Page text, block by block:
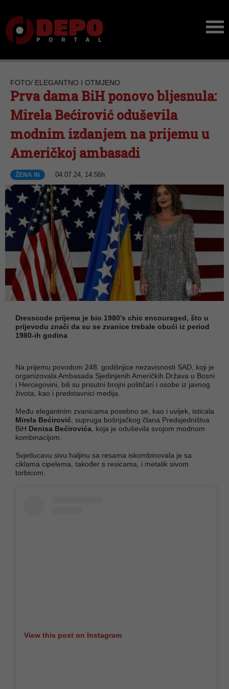
FOTO/ ELEGANTNO I OTMJENO
Prva dama BiH ponovo bljesnula:
Mirela Bećirović oduševila
modnim izdanjem na prijemu u
Američkoj ambasadi
ŽENA iN 04.07.24, 14:56h
Dresscode prijema je bio 1980’s chic encouraged, što u
prijevodu znači da su se zvanice trebale obući iz period
1980-ih godina
Na prijemu povodom 248. godišnjice nezavisnosti SAD, koji je
organizovala Ambasada Sjedinjenih Američkih Država u Bosni
i Hercegovini, bili su prisutni brojni političari i osobe iz javnog
života, kao i predstavnici medija.
Među elegantnim zvanicama posebno se, kao i uvijek, isticala
Mirela Bećirović , supruga bošnjačkog člana Predsjedništva
BiH Denisa Bećirovića , koja je oduševila svojom modnom
kombinacijom.
Svjetlucavu sivu haljinu sa resama iskombinovala je sa
ciklama cipelema, također s resicama, i metalik sivom
torbicom.
View this post on Instagram